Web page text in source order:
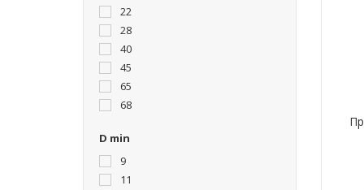
22
28
40
45
65
68
D min
9
11